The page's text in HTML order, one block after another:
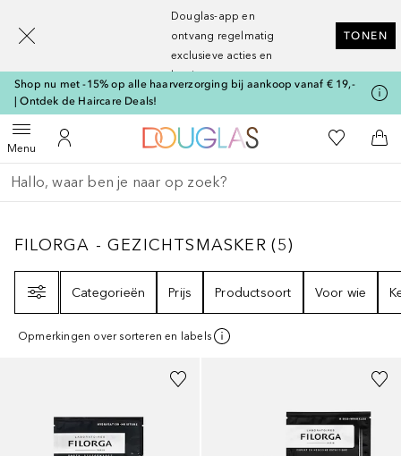
Douglas-app en
ontvang regelmatig
exclusieve acties en
kortingen
TONEN
Shop nu met -15% op alle haarverzorging bij aankoop vanaf € 19,-
| Ontdek de Haircare Deals!
MenuOpen menuNaar Mijn Account
Naar Douglas Home
Naar Mijn
Ga terug
Zoekopdracht uitvoeren
FILORGA - GEZICHTSMASKER5
FILORGA - GEZICHTSMASKER (5)
Categorieën
Prijs Productsoort Voor wie
Opmerkingen over sorteren en labels
[navigation.slideout.screenreader]